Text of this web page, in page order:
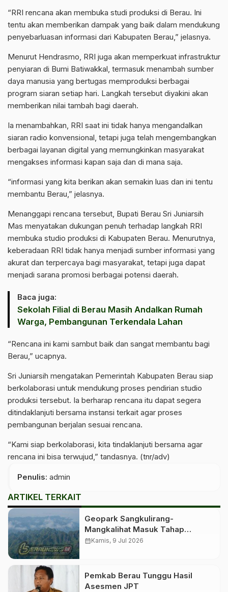
“RRI rencana akan membuka studi produksi di Berau. Ini
tentu akan memberikan dampak yang baik dalam mendukung
penyebarluasan informasi dari Kabupaten Berau,” jelasnya.
Menurut Hendrasmo, RRI juga akan memperkuat infrastruktur
penyiaran di Bumi Batiwakkal, termasuk menambah sumber
daya manusia yang bertugas memproduksi berbagai
program siaran setiap hari. Langkah tersebut diyakini akan
memberikan nilai tambah bagi daerah.
Ia menambahkan, RRI saat ini tidak hanya mengandalkan
siaran radio konvensional, tetapi juga telah mengembangkan
berbagai layanan digital yang memungkinkan masyarakat
mengakses informasi kapan saja dan di mana saja.
“informasi yang kita berikan akan semakin luas dan ini tentu
membantu Berau,” jelasnya.
Menanggapi rencana tersebut, Bupati Berau Sri Juniarsih
Mas menyatakan dukungan penuh terhadap langkah RRI
membuka studio produksi di Kabupaten Berau. Menurutnya,
keberadaan RRI tidak hanya menjadi sumber informasi yang
akurat dan terpercaya bagi masyarakat, tetapi juga dapat
menjadi sarana promosi berbagai potensi daerah.
Baca juga:
Sekolah Filial di Berau Masih Andalkan Rumah
Warga, Pembangunan Terkendala Lahan
“Rencana ini kami sambut baik dan sangat membantu bagi
Berau,” ucapnya.
Sri Juniarsih mengatakan Pemerintah Kabupaten Berau siap
berkolaborasi untuk mendukung proses pendirian studio
produksi tersebut. Ia berharap rencana itu dapat segera
ditindaklanjuti bersama instansi terkait agar proses
pembangunan berjalan sesuai rencana.
“Kami siap berkolaborasi, kita tindaklanjuti bersama agar
rencana ini bisa terwujud,” tandasnya. (tnr/adv)
Penulis: admin
ARTIKEL TERKAIT
Geopark Sangkulirang-
Mangkalihat Masuk Tahap
Verifikasi Lapangan untuk
calendar_monthKamis, 9 Jul 2026
Pemkab Berau Tunggu Hasil
Asesmen JPT